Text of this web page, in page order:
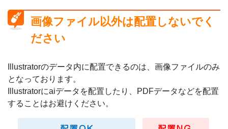
画像ファイル以外は配置しないでく
ださい
Illustratorのデータ内に配置できるのは、画像ファイルのみ
となっております。
Illustratorにaiデータを配置したり、PDFデータなどを配置
することはお避けください。